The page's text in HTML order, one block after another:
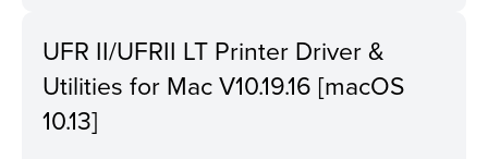
UFR II/UFRII LT Printer Driver &
Utilities for Mac V10.19.16 [macOS
10.13]